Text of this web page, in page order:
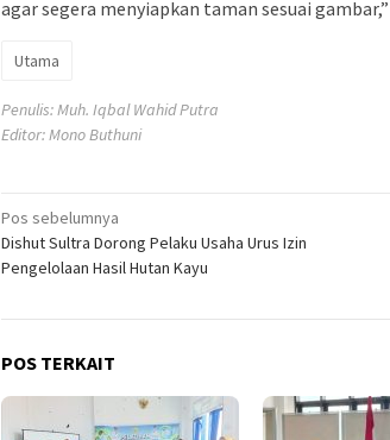
agar segera menyiapkan taman sesuai
Utama
Penulis: Muh. Iqbal Wahid Putra
Editor: Mono Buthuni
Navigasi
pos
Pos sebelumnya
Dishut Sultra Dorong Pelaku Usaha Urus Izin
Pengelolaan Hasil Hutan Kayu
POS TERKAIT